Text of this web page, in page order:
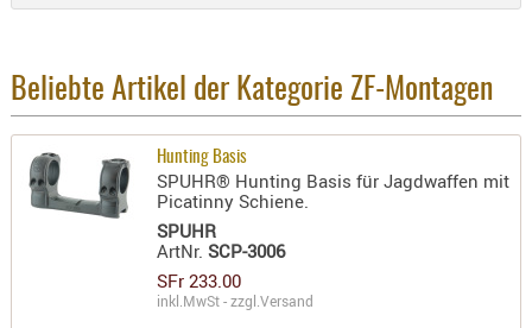
BÜRSTEN
UND
Beliebte Artikel der Kategorie ZF-Montagen
Hunting Basis
SPUHR® Hunting Basis für Jagdwaffen mit
Picatinny Schiene.
SPUHR
ArtNr.SCP-3006
SFr 233.00
inkl.MwSt - zzgl.Versand